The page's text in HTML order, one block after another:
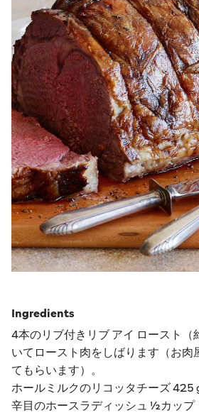
Ingredients
4本のリブ付きリブ アイ ロースト（
いてロースト肉をしばります（お肉
てもらいます）。
ホールミルクのリコッタチーズ 425
辛目のホースラディッシュ ½カップ